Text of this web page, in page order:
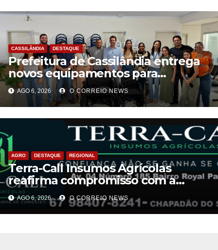
CASSILÂNDIA DESTAQUE
Prefeitura de Cassilândia entrega
novos equipamentos para
fortalecer atendimento na rede
municipal de saúde
AGO 6, 2026 O CORREIO NEWS
AGRO DESTAQUE REGIONAL
Terra-Call Insumos Agrícolas
reafirma compromisso com a
qualidade do Calcário Castro PR
AGO 6, 2026 O CORREIO NEWS